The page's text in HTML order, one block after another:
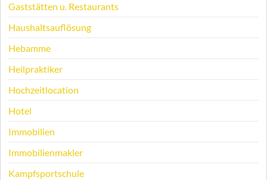
Gaststätten u. Restaurants
Haushaltsauflösung
Hebamme
Heilpraktiker
Hochzeitlocation
Hotel
Immobilien
Immobilienmakler
Kampfsportschule